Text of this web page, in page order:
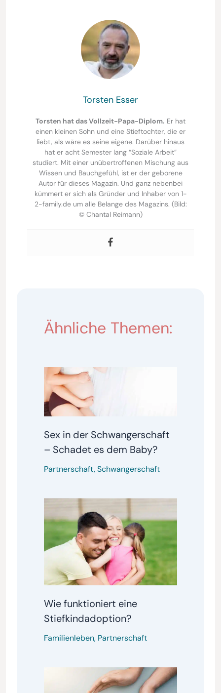
Torsten Esser
Torsten hat das Vollzeit-Papa-Diplom. Er hat
einen kleinen Sohn und eine Stieftochter, die er
liebt, als wäre es seine eigene. Darüber hinaus
hat er acht Semester lang “Soziale Arbeit”
studiert. Mit einer unübertroffenen Mischung aus
Wissen und Bauchgefühl, ist er der geborene
Autor für dieses Magazin. Und ganz nebenbei
kümmert er sich als Gründer und Inhaber von 1-
2-family.de um alle Belange des Magazins. (Bild:
© Chantal Reimann)
Ähnliche Themen:
Sex in der Schwangerschaft
– Schadet es dem Baby?
Partnerschaft,Schwangerschaft
Wie funktioniert eine
Stiefkindadoption?
Familienleben, Partnerschaft